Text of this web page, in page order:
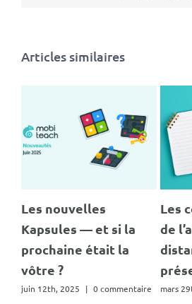
Articles similaires
en
commentaire
MOBITEACH au salon
ELearning expo / SRH
mars 8th, 2023 | 0 commentaire